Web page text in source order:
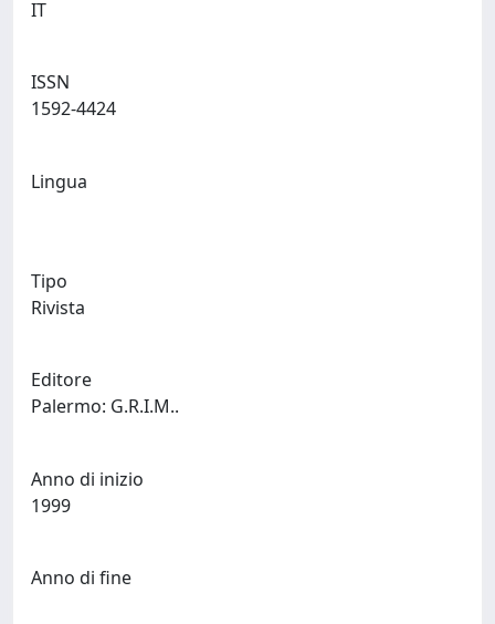
ISSN
Lingua
Tipo
Rivista
Editore
Anno di inizio
Anno di fine